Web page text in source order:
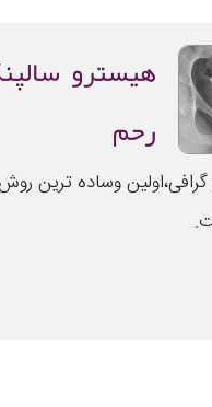
هیسترو
رحم
گرافی،اولین وساده ترین